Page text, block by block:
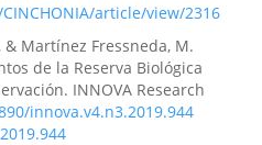
article/view/2316
& Martínez Fressneda, M.
de la Reserva Biológica
INNOVA Research
innova.v4.n3.2019.944